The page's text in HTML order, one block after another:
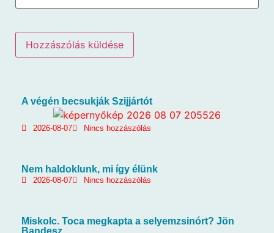
A végén becsukják Szijjártót
2026-08-07 Nincs hozzászólás
Nem haldoklunk, mi így élünk
2026-08-07 Nincs hozzászólás
Miskolc. Toca megkapta a selyemzsinórt? Jön